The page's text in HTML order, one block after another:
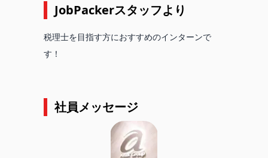
JobPackerスタッフより
税理士を目指す方におすすめのインターンで
す！
社員メッセージ